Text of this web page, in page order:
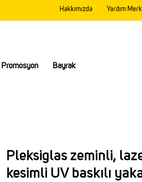
Hakkımızda Yardım
Promosyon Bayrak
Pleksiglas zeminli,
kesimli UV baskılı